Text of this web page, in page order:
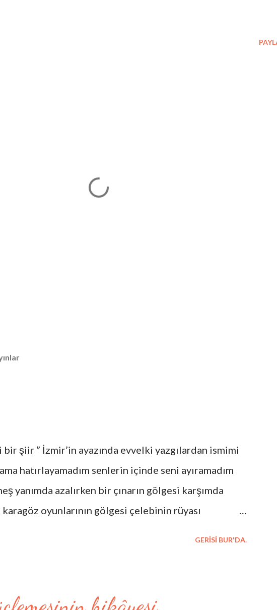
şiir ” İzmir’in ayazında evvelki yazgılardan ismimi
hatırlayamadım senlerin içinde seni ayıramadım
yanımda azalırken bir çınarın gölgesi karşımda
oyunlarının gölgesi çelebinin rüyası
GERISI BUR'DA.